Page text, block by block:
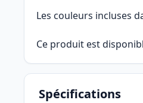
Les couleurs incluses
Ce produit est
Spécifications